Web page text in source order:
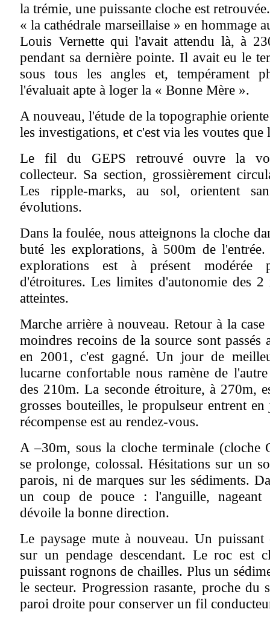
la trémie, une puissante cloche est
« la cathédrale marseillaise » en hommage
Louis Vernette qui l'avait attendu là, à
pendant sa dernière pointe. Il avait eu le
sous tous les angles et, tempérament
l'évaluait apte à loger la « Bonne Mère ».
A nouveau, l'étude de la topographie
les investigations, et c'est via les voutes
Le fil du GEPS retrouvé ouvre la
collecteur. Sa section, grossièrement
Les ripple-marks, au sol, orientent
évolutions.
Dans la foulée, nous atteignons la cloche
buté les explorations, à 500m de
explorations est à présent modérée
d'étroitures. Les limites d'autonomie des
atteintes.
Marche arrière à nouveau. Retour à la
moindres recoins de la source sont
en 2001, c'est gagné. Un jour de
lucarne confortable nous ramène de
des 210m. La seconde étroiture, à 270m,
grosses bouteilles, le propulseur entrent
récompense est au rendez-vous.
A –30m, sous la cloche terminale (cloche
se prolonge, colossal. Hésitations sur un
parois, ni de marques sur les sédiments.
un coup de pouce : l'anguille, nageant
dévoile la bonne direction.
Le paysage mute à nouveau. Un puissant
sur un pendage descendant. Le roc est
puissant rognons de chailles. Plus un
le secteur. Progression rasante, proche du
paroi droite pour conserver un fil